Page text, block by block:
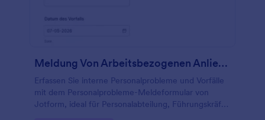
Meldung Von Arbeitsbezogenen Anliegen Survey
Erfassen Sie interne Personalprobleme und Vorfälle
mit dem Personalprobleme-Meldeformular von
Jotform, ideal für Personalabteilung, Führungskräfte